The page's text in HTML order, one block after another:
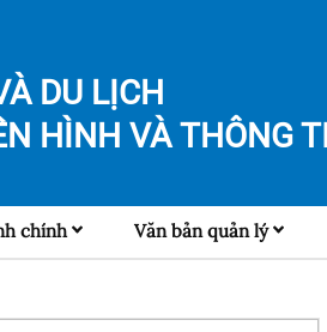
DU LỊCH
HÌNH VÀ THÔNG
chính Văn bản quản lý